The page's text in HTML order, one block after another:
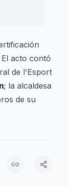
El acto contó
de l'Esport
; la alcaldesa
de su